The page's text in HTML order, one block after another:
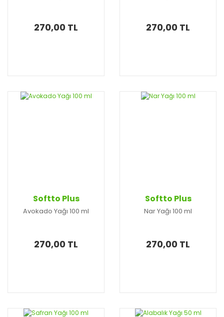
270,00 TL 270,00 TL
Softto Plus
Avokado Yağı 100 ml
270,00 TL
Softto Plus
Nar Yağı 100 ml
270,00 TL